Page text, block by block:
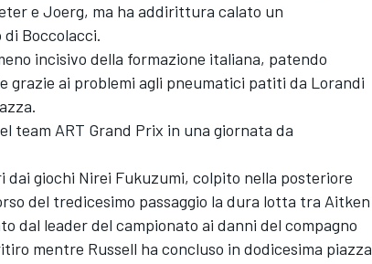
e Joerg, ma ha addirittura calato un
Boccolacci.
incisivo della formazione italiana, patendo
grazie ai problemi agli pneumatici patiti da Lorandi
team ART Grand Prix in una giornata da
giochi Nirei Fukuzumi, colpito nella posteriore
del tredicesimo passaggio la dura lotta tra Aitken
dal leader del campionato ai danni del compagno
mentre Russell ha concluso in dodicesima piazza